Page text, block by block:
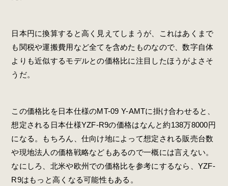
日本円に換算すると高く見えてしまうが、これはあくまで
も関税や運搬費用など全てを含めたものなので、数字自体
よりも近似するモデルとの価格比に注目したほうがよさそ
うだ。
この価格比を日本仕様のMT-09 Y-AMTに掛け合わせると、
想定される日本仕様YZF-R9の価格はなんと約138万8000円
になる。もちろん、仕向け地によって想定される販売台数
や現地法人の価格戦略などもあるので一概には言えない。
なにしろ、北米や欧州での価格比を参考にするなら、YZF-
R9はもっと高くなる可能性もある。